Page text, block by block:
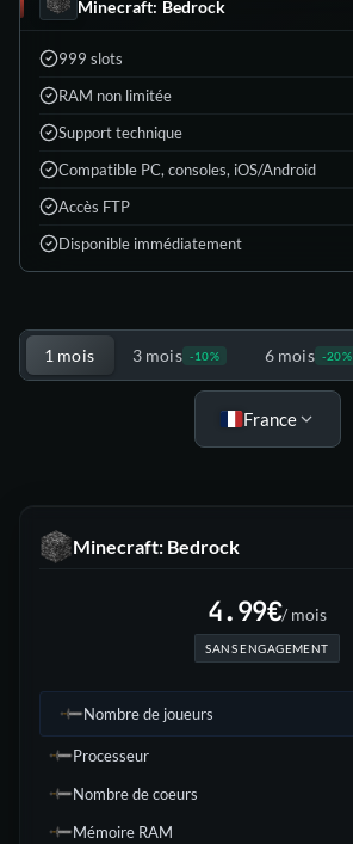
Minecraft: Bedrock
999 slots
RAM non limitée
Support technique
Compatible PC, consoles, iOS/Android
Accès FTP
Disponible immédiatement
Choisis ton offre
1 mois 3 mois -10% 6 mois -20%
France
Minecraft: Bedrock
4.99€/ mois
SANS ENGAGEMENT
Nombre de joueurs
Processeur
Nombre de coeurs
Mémoire RAM